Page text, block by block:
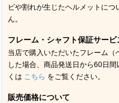
ビや割れが生じたヘルメットに
ん。
フレーム・シャフト保証サービ
当店で購入いただいたフレーム
した場合、商品発送日から60日
くは こちら をご覧ください。
販売価格について